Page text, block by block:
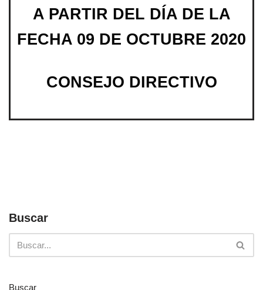
A PARTIR DEL DÍA DE LA
FECHA 09 DE OCTUBRE 2020
CONSEJO DIRECTIVO
Buscar
Buscar